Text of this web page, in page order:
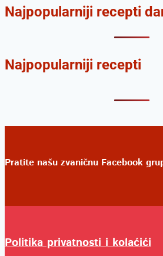
Najpopularniji recepti
Najpopularniji recepti
Pratite našu zvaničnu Facebook
Politika privatnosti i kolaćići